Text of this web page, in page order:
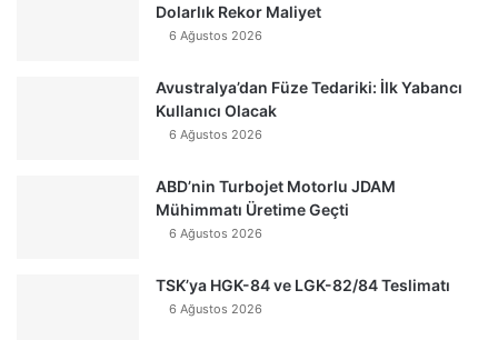
Dolarlık Rekor Maliyet
6 Ağustos 2026
Avustralya’dan Füze Tedariki: İlk Yabancı
Kullanıcı Olacak
6 Ağustos 2026
ABD’nin Turbojet Motorlu JDAM
Mühimmatı Üretime Geçti
6 Ağustos 2026
TSK’ya HGK-84 ve LGK-82/84 Teslimatı
6 Ağustos 2026